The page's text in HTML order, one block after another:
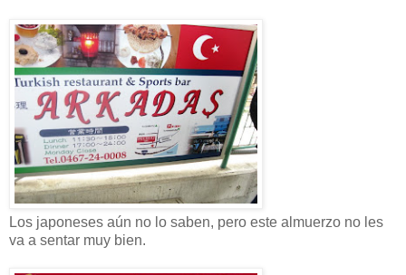
Los japoneses aún no lo saben, pero este almuerzo no les
va a sentar muy bien.